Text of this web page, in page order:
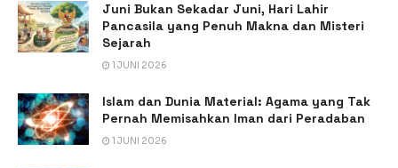
Juni Bukan Sekadar Juni, Hari Lahir
Pancasila yang Penuh Makna dan Misteri
Sejarah
1 JUNI 2026
Islam dan Dunia Material: Agama yang Tak
Pernah Memisahkan Iman dari Peradaban
1 JUNI 2026